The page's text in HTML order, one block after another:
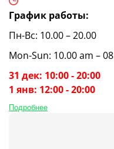
График работы:
Пн-Вс: 10.00 – 20.00
Mon-Sun: 10.00 am –
31 дек: 10:00 - 20:00
1 янв: 12:00 - 20:00
Подробнее